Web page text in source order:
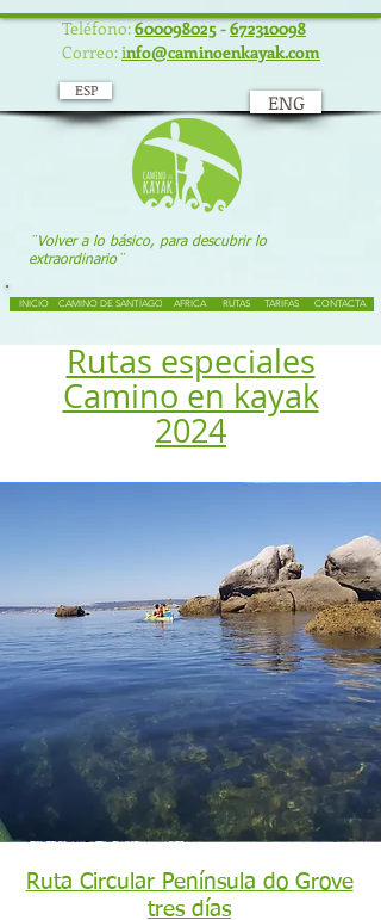
Teléfono:600098025-672310098
Correo:info@caminoenkayak.com
ESP ENG
¨Volver a lo básico, para descubrir lo
extraordinario¨
INICIO CAMINO DE SANTIAGO AFRICA RUTAS TARIFAS CONTACTA
Rutas especiales
Camino en kayak
2024
Ruta Circular Península do Grove
tres días